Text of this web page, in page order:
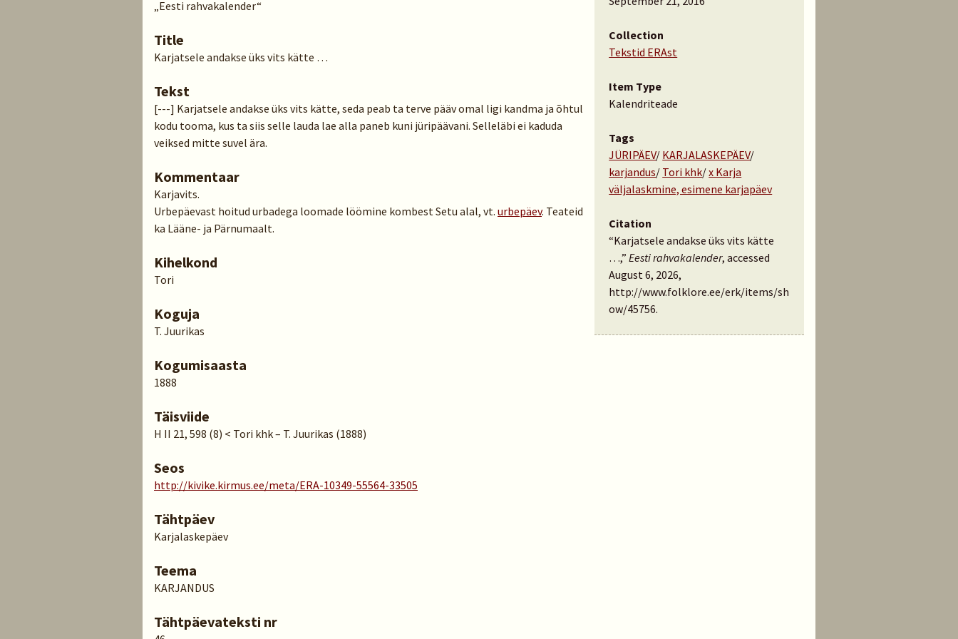
„Eesti rahvakalender“
Title
Karjatsele andakse üks vits kätte …
Tekst
[---] Karjatsele andakse üks vits kätte, seda peab ta terve pääv omal ligi kandma ja õhtul
kodu tooma, kus ta siis selle lauda lae alla paneb kuni jüripäävani. Selleläbi ei kaduda
veiksed mitte suvel ära.
Kommentaar
Karjavits.
Urbepäevast hoitud urbadega loomade löömine kombest Setu alal, vt. urbepäev. Teateid
ka Lääne- ja Pärnumaalt.
Kihelkond
Tori
Koguja
T. Juurikas
Kogumisaasta
1888
Täisviide
H II 21, 598 (8) < Tori khk – T. Juurikas (1888)
Seos
http://kivike.kirmus.ee/meta/ERA-10349-55564-33505
Tähtpäev
Karjalaskepäev
Teema
KARJANDUS
Tähtpäevateksti nr
Collection
Tekstid ERAst
Item Type
Kalendriteade
Tags
JÜRIPÄEV/ KARJALASKEPÄEV/
karjandus/ Tori khk/x Karja
väljalaskmine, esimene karjapäev
Citation
“Karjatsele andakse üks vits kätte
…,”Eesti rahvakalender, accessed
August 6, 2026,
http://www.folklore.ee/erk/items/sh
ow/45756.